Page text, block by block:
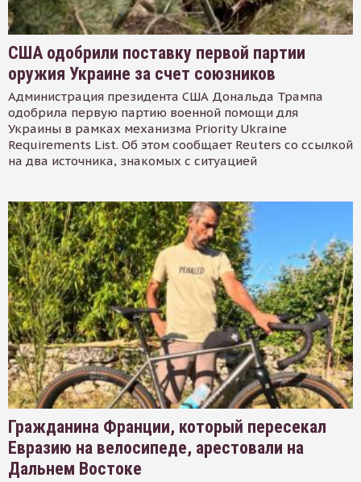
США одобрили поставку первой партии
оружия Украине за счет союзников
Администрация президента США Дональда Трампа
одобрила первую партию военной помощи для
Украины в рамках механизма Priority Ukraine
Requirements List. Об этом сообщает Reuters со ссылкой
на два источника, знакомых с ситуацией
Гражданина Франции, который пересекал
Евразию на велосипеде, арестовали на
Дальнем Востоке